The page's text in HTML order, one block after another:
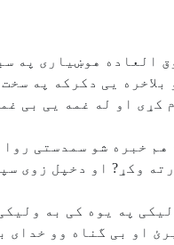
العاده هوښیاری په
یی دکرکه په
کړی او له غمه یی بی
خبره شو سمدستی
وکړ? او دخپل زوی
په یوه کی به
او بی گناه وو خدای